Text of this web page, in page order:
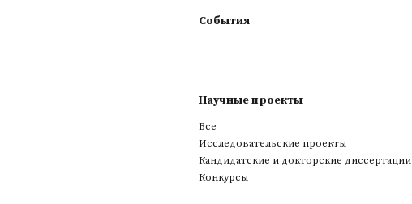
События
Научные проекты
Все
Исследовательские проекты
Кандидатские и докторские диссертации
Конкурсы